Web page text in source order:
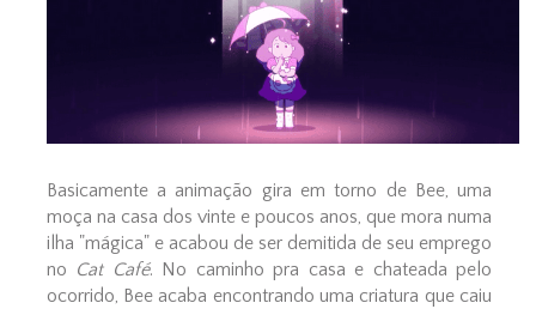
Basicamente a animação gira em torno de Bee, uma
moça na casa dos vinte e poucos anos, que mora numa
ilha "mágica" e acabou de ser demitida de seu emprego
no Cat Café. No caminho pra casa e chateada pelo
ocorrido, Bee acaba encontrando uma criatura que caiu